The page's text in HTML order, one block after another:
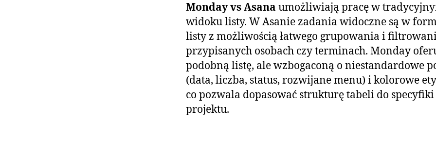
Monday vs Asana umożliwiają pracę w
widoku listy. W Asanie zadania widoczne są w
listy z możliwością łatwego grupowania i
przypisanych osobach czy terminach. Monday
podobną listę, ale wzbogaconą o niestandardowe
(data, liczba, status, rozwijane menu) i kolorowe
co pozwala dopasować strukturę tabeli do specyfiki
projektu.